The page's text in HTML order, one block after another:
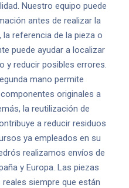
Nuestro equipo puede
antes de realizar la
referencia de la pieza o
puede ayudar a localizar
y reducir posibles errores.
mano permite
originales a
la reutilización de
a reducir residuos
ya empleados en su
realizamos envíos de
y Europa. Las piezas
siempre que están